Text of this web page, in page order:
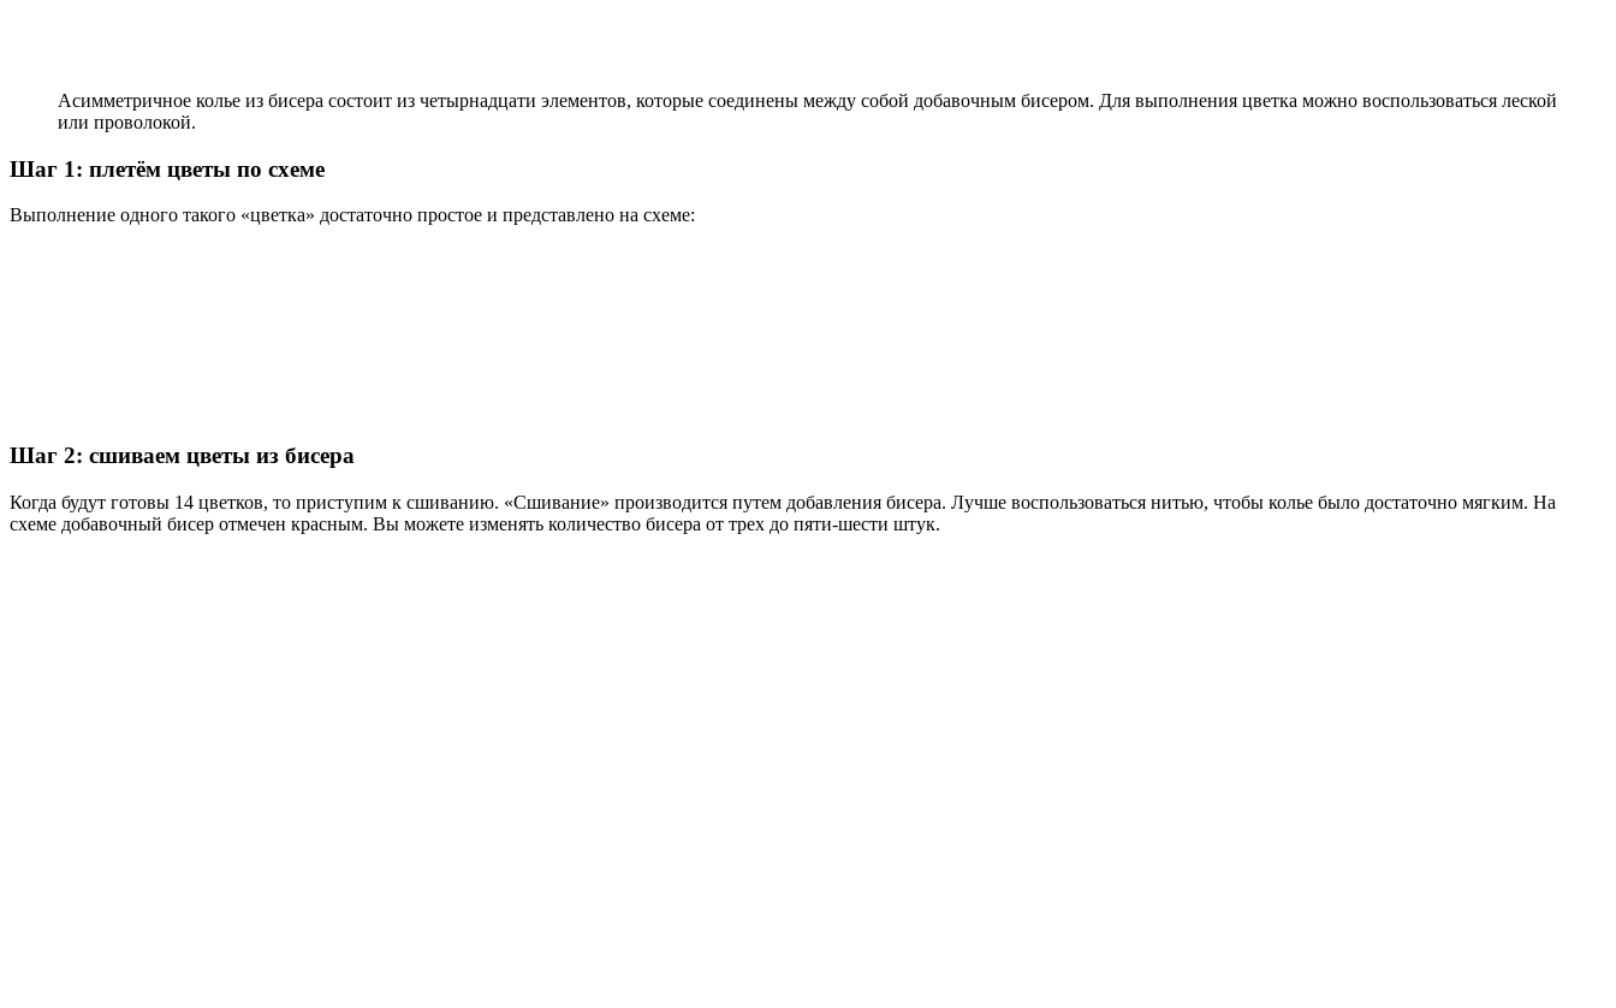
Асимметричное колье из бисера состоит из четырнадцати элементов, которые соединены между собой добавочным бисером. Для выполнения цветка можно воспользоваться леской
или проволокой.
Шаг 1: плетём цветы по схеме
Выполнение одного такого «цветка» достаточно простое и представлено на схеме:
Шаг 2: сшиваем цветы из бисера
Когда будут готовы 14 цветков, то приступим к сшиванию. «Сшивание» производится путем добавления бисера. Лучше воспользоваться нитью, чтобы колье было достаточно мягким. На
схеме добавочный бисер отмечен красным. Вы можете изменять количество бисера от трех до пяти-шести штук.